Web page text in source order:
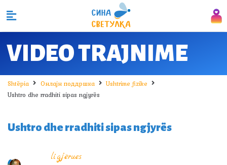
VIDEO TRAJNIME
Shtëpia Онлајн поддршка
Ushtrime fizike
Ushtro dhe rradhiti sipas ngjyrës
Ushtro dhe rradhiti sipas ngjyrës
ligjërues